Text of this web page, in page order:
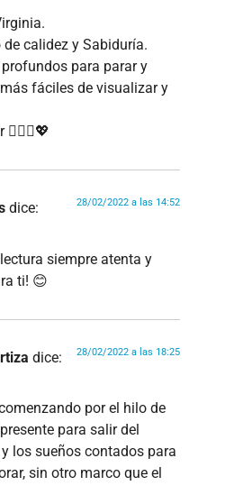
calidez y Sabiduría.
para parar y
fáciles de visualizar y
dice: 28/02/2022 a las 14:52
siempre atenta y
ti! 😊
dice: 28/02/2022 a las 18:25
por el hilo de
para salir del
los sueños contados para
sin otro marco que el